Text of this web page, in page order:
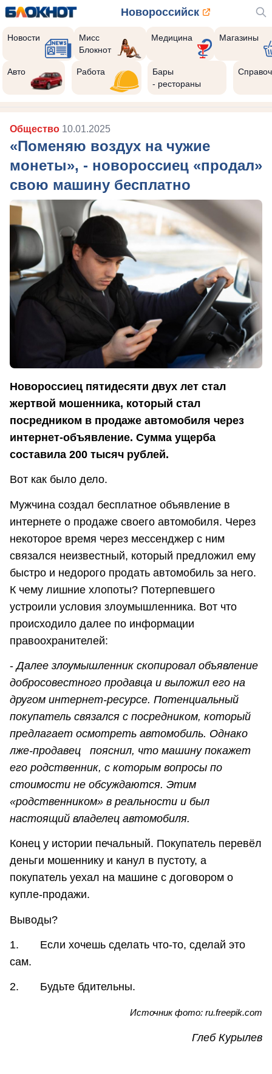
Новороссийск
Новости
Мисс
Блокнот
Медицина Магазины
Авто Работа
Бары
- рестораны
Общество 10.01.2025
«Поменяю воздух на чужие
монеты», - новороссиец «продал»
свою машину бесплатно
Новороссиец пятидесяти двух лет стал
жертвой мошенника, который стал
посредником в продаже автомобиля через
интернет-объявление. Сумма ущерба
составила 200 тысяч рублей.
Вот как было дело.
Мужчина создал бесплатное объявление в
интернете о продаже своего автомобиля. Через
некоторое время через мессенджер с ним
связался неизвестный, который предложил ему
быстро и недорого продать автомобиль за него.
К чему лишние хлопоты? Потерпевшего
устроили условия злоумышленника. Вот что
происходило далее по информации
правоохранителей:
-Далее злоумышленник скопировал объявление
добросовестного продавца и выложил его на
другом интернет-ресурсе. Потенциальный
покупатель связался с посредником, который
предлагает осмотреть автомобиль. Однако
лже-продавец пояснил, что машину покажет
его родственник, с которым вопросы по
стоимости не обсуждаются. Этим
«родственником» в реальности и был
настоящий владелец автомобиля.
Конец у истории печальный. Покупатель перевёл
деньги мошеннику и канул в пустоту, а
покупатель уехал на машине с договором о
купле-продажи.
Выводы?
1. Если хочешь сделать что-то, сделай это
сам.
2. Будьте бдительны.
Источник фото: ru.freepik.com
Глеб Курылев